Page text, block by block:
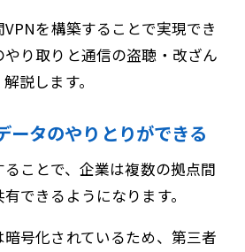
を構築することで実現でき
り取りと通信の盗聴・改ざん
説します。
ータのやりとりができる
ことで、企業は複数の拠点間
できるようになります。
号化されているため、第三者